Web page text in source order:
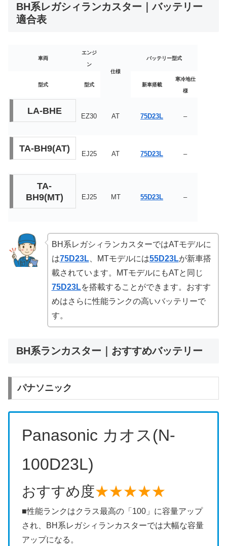
BH系レガシィランカスター｜バッテリー
適合表
車両
エンジ
ン
仕様
バッテリー型式
型式 型式 新車搭載
寒冷地仕
様
LA-BHE
EZ30 AT 75D23L –
TA-BH9(AT)
EJ25 AT 75D23L –
TA-
BH9(MT)
EJ25 MT 55D23L –
BH系レガシィランカスターではATモデルに
は75D23L、MTモデルには55D23Lが新車搭
載されています。MTモデルにもATと同じ
75D23Lを搭載することができます。おすす
めはさらに性能ランクの高いバッテリーで
す。
BH系ランカスター｜おすすめバッテリー
パナソニック
Panasonic カオス(N-
100D23L)
おすすめ度★★★★★
■性能ランクはクラス最高の「100」に容量アップ
され、BH系レガシィランカスターでは大幅な容量
アップになる。